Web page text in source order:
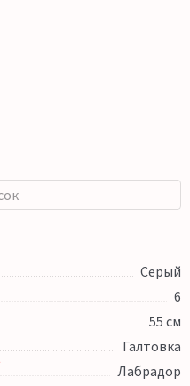
Серый
6
55 см
Галтовка
Лабрадор